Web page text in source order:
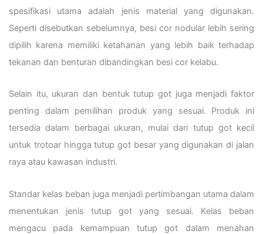
spesifikasi utama adalah jenis material yang digunakan.
Seperti disebutkan sebelumnya, besi cor nodular lebih sering
dipilih karena memiliki ketahanan yang lebih baik terhadap
tekanan dan benturan dibandingkan besi cor kelabu.
Selain itu, ukuran dan bentuk tutup got juga menjadi faktor
penting dalam pemilihan produk yang sesuai. Produk ini
tersedia dalam berbagai ukuran, mulai dari tutup got kecil
untuk trotoar hingga tutup got besar yang digunakan di jalan
raya atau kawasan industri.
Standar kelas beban juga menjadi pertimbangan utama dalam
menentukan jenis tutup got yang sesuai. Kelas beban
mengacu pada kemampuan tutup got dalam menahan